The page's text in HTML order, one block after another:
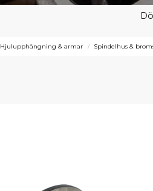
Hjulupphängning & armar Spindelhus &